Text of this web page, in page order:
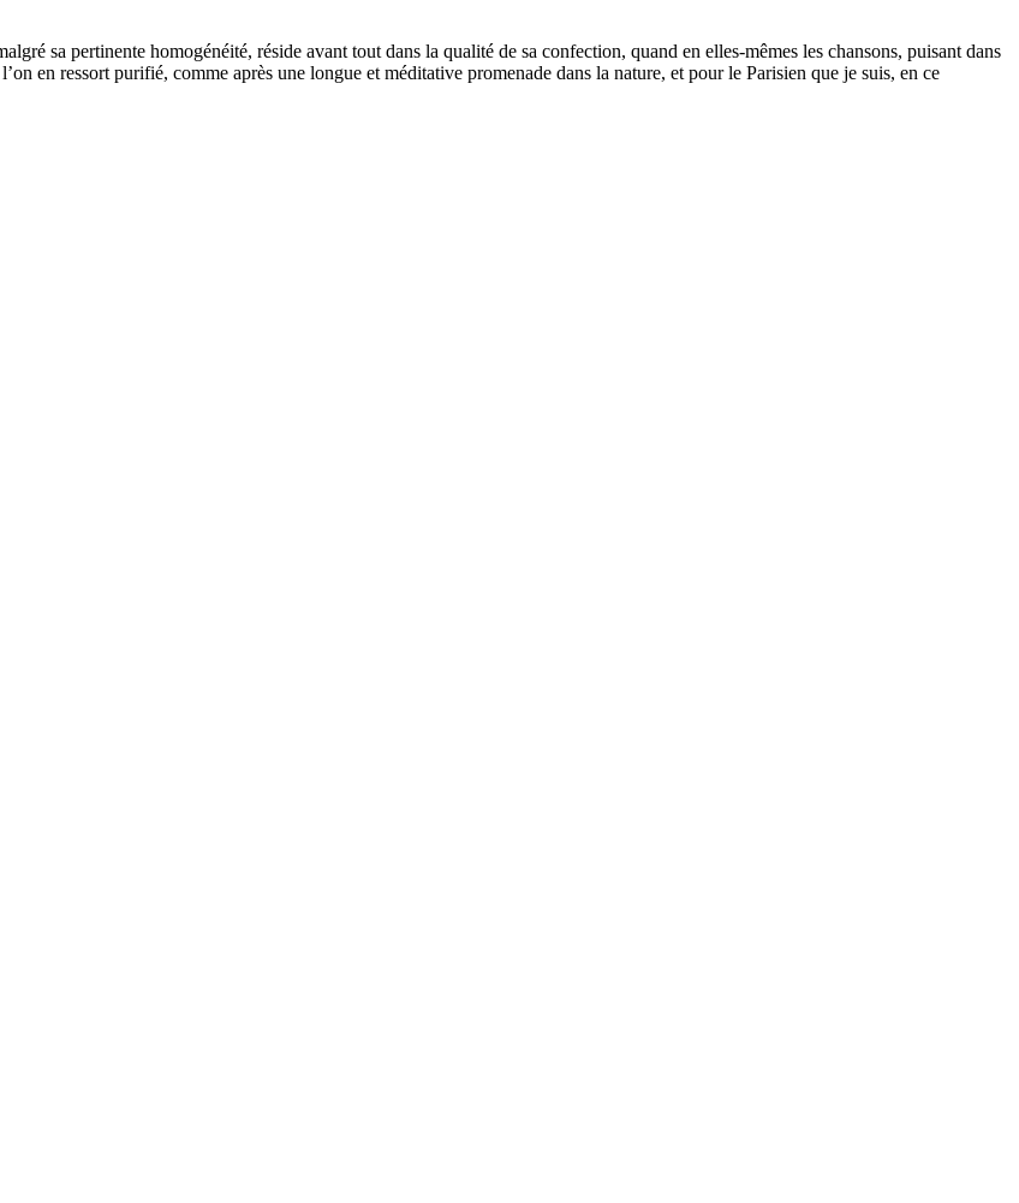
sa pertinente homogénéité, réside avant tout dans la qualité de sa confection, quand en elles-mêmes les chansons, puisant dans
en ressort purifié, comme après une longue et méditative promenade dans la nature, et pour le Parisien que je suis, en ce